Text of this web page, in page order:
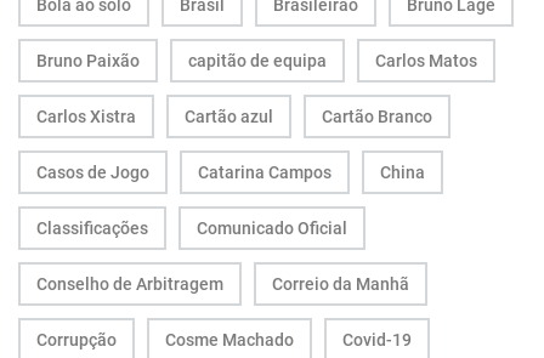
Bola ao solo Brasil Brasileirão Bruno Lage
Bruno Paixão capitão de equipa Carlos Matos
Carlos Xistra Cartão azul Cartão Branco
Casos de Jogo Catarina Campos China
Classificações Comunicado Oficial
Conselho de Arbitragem Correio da Manhã
Corrupção Cosme Machado Covid-19